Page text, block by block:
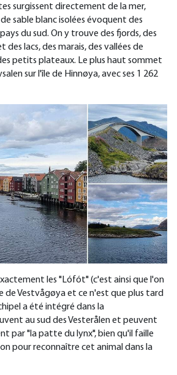
surgissent directement de la mer,
sable blanc isolées évoquent des
du sud. On y trouve des fjords, des
des lacs, des marais, des vallées de
petits plateaux. Le plus haut sommet
sur l'île de Hinnøya, avec ses 1 262
les "Lófót" (c'est ainsi que l'on
de Vestvågøya et ce n'est que plus tard
a été intégré dans la
au sud des Vesterålen et peuvent
par "la patte du lynx", bien qu'il faille
pour reconnaître cet animal dans la